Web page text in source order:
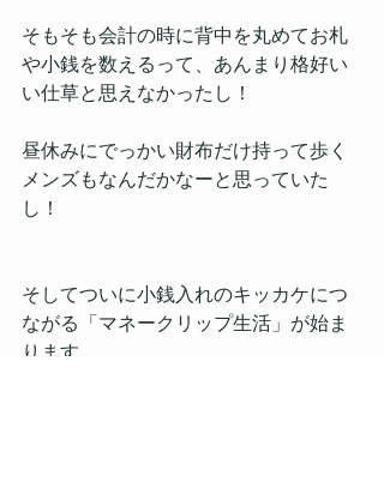
そもそも会計の時に背中を丸めてお札
や小銭を数えるって、あんまり格好い
い仕草と思えなかったし！
昼休みにでっかい財布だけ持って歩く
メンズもなんだかなーと思っていた
し！
そしてついに小銭入れのキッカケにつ
ながる「マネークリップ生活」が始ま
ります。